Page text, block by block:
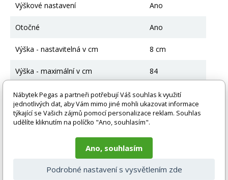
Výškové nastavení Ano
Otočné Ano
Výška - nastavitelná v cm 8 cm
Výška - maximální v cm 84
Výška sedu - minimální v cm 46
Výška sedu - nastavitelná v cm 46-54 cm
58
46
Nábytek Pegas a partneři potřebují Váš souhlas k využití
jednotlivých dat, aby Vám mimo jiné mohli ukazovat informace
týkající se Vašich zájmů pomocí personalizace reklam. Souhlas
udělíte kliknutím na políčko "Ano, souhlasím".
Ano, souhlasím
Podrobné nastavení s vysvětlením zde